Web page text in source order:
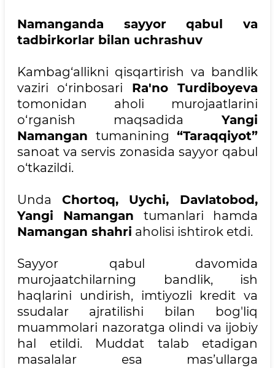
Namanganda sayyor qabul va
tadbirkorlar bilan uchrashuv
Kambag‘allikni qisqartirish va bandlik
vaziri o‘rinbosari Ra'no Turdiboyeva
tomonidan aholi murojaatlarini
o‘rganish maqsadida Yangi
Namangan tumanining “Taraqqiyot”
sanoat va servis zonasida sayyor qabul
o‘tkazildi.
Unda Chortoq, Uychi, Davlatobod,
Yangi Namangan tumanlari hamda
Namangan shahri aholisi ishtirok etdi.
Sayyor qabul davomida
murojaatchilarning bandlik, ish
haqlarini undirish, imtiyozli kredit va
ssudalar ajratilishi bilan bog'liq
muammolari nazoratga olindi va ijobiy
hal etildi. Muddat talab etadigan
masalalar esa mas’ullarga